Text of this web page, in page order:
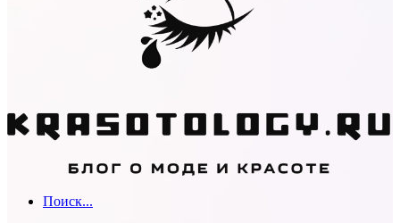
Поиск...